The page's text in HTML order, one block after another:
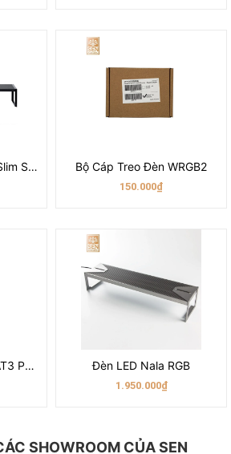
Đèn Chihiros WRGB2 Slim Serie Bộ Cáp Treo Đèn WRGB2
150.000₫
Đèn Netlea Lon ABS AT3 PRO - 65W Đèn LED Nala RGB
1.950.000₫
SHOWROOM CỦA SEN